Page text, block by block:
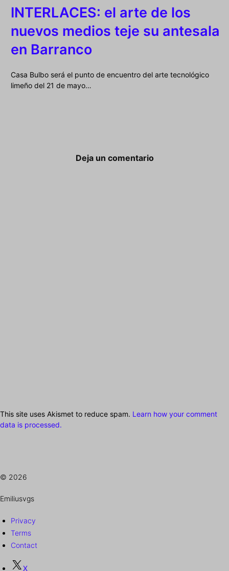
INTERLACES: el arte de los
nuevos medios teje su antesala
en Barranco
Casa Bulbo será el punto de encuentro del arte tecnológico
limeño del 21 de mayo…
Deja un comentario
This site uses Akismet to reduce spam. Learn how your comment
data is processed.
© 2026
Emiliusvgs
Privacy
Terms
Contact
X